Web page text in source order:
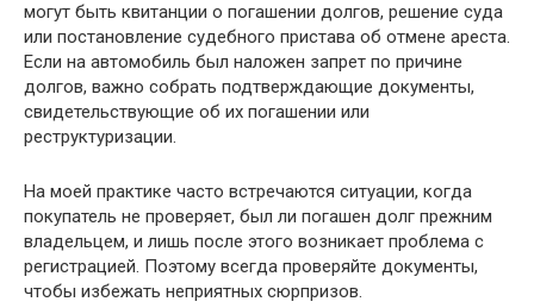
могут быть квитанции о погашении долгов, решение суда
или постановление судебного пристава об отмене ареста.
Если на автомобиль был наложен запрет по причине
долгов, важно собрать подтверждающие документы,
свидетельствующие об их погашении или
реструктуризации.
На моей практике часто встречаются ситуации, когда
покупатель не проверяет, был ли погашен долг прежним
владельцем, и лишь после этого возникает проблема с
регистрацией. Поэтому всегда проверяйте документы,
чтобы избежать неприятных сюрпризов.